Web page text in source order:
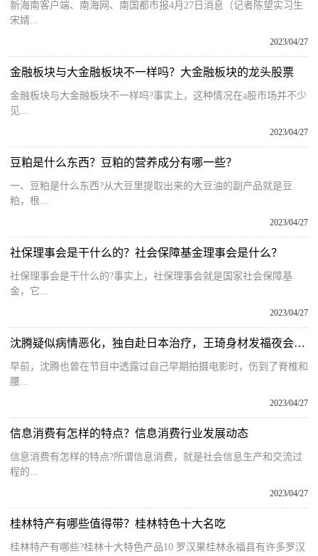
新海南客户端、南海网、南国都市报4月27日消息（记者陈望实习生
宋婧...
2023/04/27
金融板块与大金融板块不一样吗？大金融板块的龙头股票
金融板块与大金融板块不一样吗?事实上，这种情况在a股市场并不少
见...
2023/04/27
豆粕是什么东西？豆粕的营养成分有哪一些？
一、豆粕是什么东西?从大豆里提取出来的大豆油的副产品就是豆
粕，根...
2023/04/27
社保理事会是干什么的？社会保障基金理事会是什么？
社保理事会是干什么的?事实上，社保理事会就是国家社会保障基
金，它...
2023/04/27
沈腾疑似病情恶化，独自赴日本治疗，王琦身材发福夜会男子惹争议
早前，沈腾也曾在节目中透露过自己早期拍摄电影时，伤到了脊椎和
腰...
2023/04/27
信息消费有怎样的特点？​信息消费行业发展动态
信息消费有怎样的特点?所谓信息消费，就是社会信息生产和交流过
程的...
2023/04/27
桂林特产有哪些值得带？桂林特色十大名吃
桂林特产有哪些?桂林十大特色产品10 罗汉果桂林永福县有许多罗汉